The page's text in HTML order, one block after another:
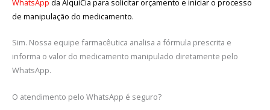
WhatsApp da AlquiCia para solicitar orçamento e iniciar o processo
de manipulação do medicamento.
Sim. Nossa equipe farmacêutica analisa a fórmula prescrita e
informa o valor do medicamento manipulado diretamente pelo
WhatsApp.
O atendimento pelo WhatsApp é seguro?